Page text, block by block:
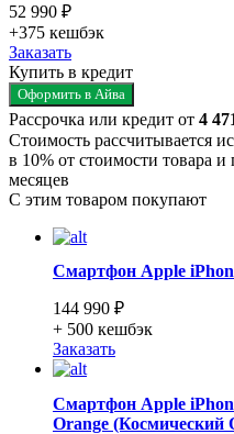
52 990 ₽
+375 кешбэк
Заказать
Купить в кредит
Оформить в Айва
Рассрочка или кредит от 4
Стоимость рассчитывается
в 10% от стоимости товара
месяцев
С этим товаром покупают
Смартфон Apple
144 990 ₽
+ 500 кешбэк
Заказать
Смартфон Apple
Orange